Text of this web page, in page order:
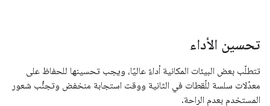
تحسين الأداء
تتطلّب بعض البيئات المكانية أداءً عاليًا، ويجب تحسينها للحفاظ على
معدّلات سلسة للّقطات في الثانية ووقت استجابة منخفض وتجنُّب شعور
المستخدم بعدم الراحة.